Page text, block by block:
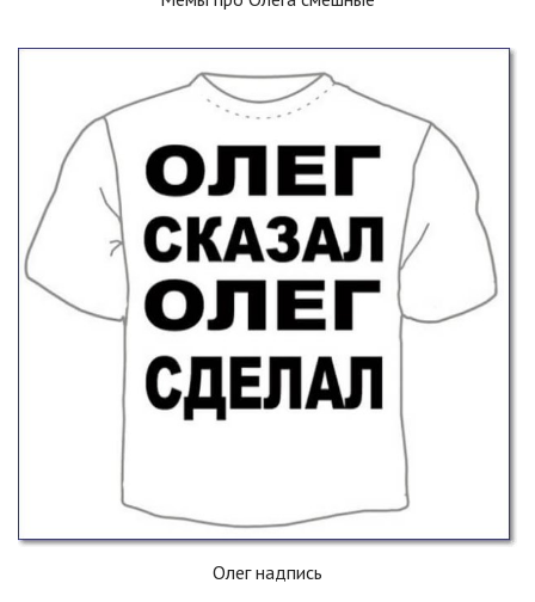
Олег надпись